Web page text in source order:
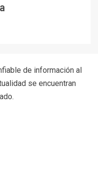
de información al
se encuentran